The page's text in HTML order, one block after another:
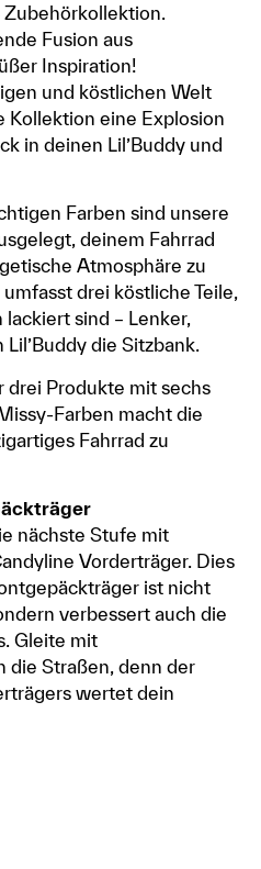
Zubehörkollektion.
Fusion aus
Inspiration!
und köstlichen Welt
Kollektion eine Explosion
in deinen Lil’Buddy und
Farben sind unsere
deinem Fahrrad
Atmosphäre zu
drei köstliche Teile,
sind – Lenker,
die Sitzbank.
drei Produkte mit sechs
Farben macht die
Fahrrad zu
nächste Stufe mit
Vorderträger. Dies
ist nicht
verbessert auch die
Gleite mit
die Straßen, denn der
wertet dein